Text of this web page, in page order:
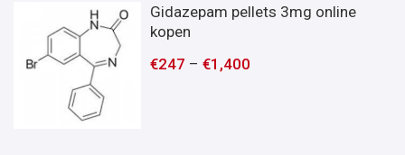
Gidazepam pellets 3mg online
kopen
€247 –€1,400